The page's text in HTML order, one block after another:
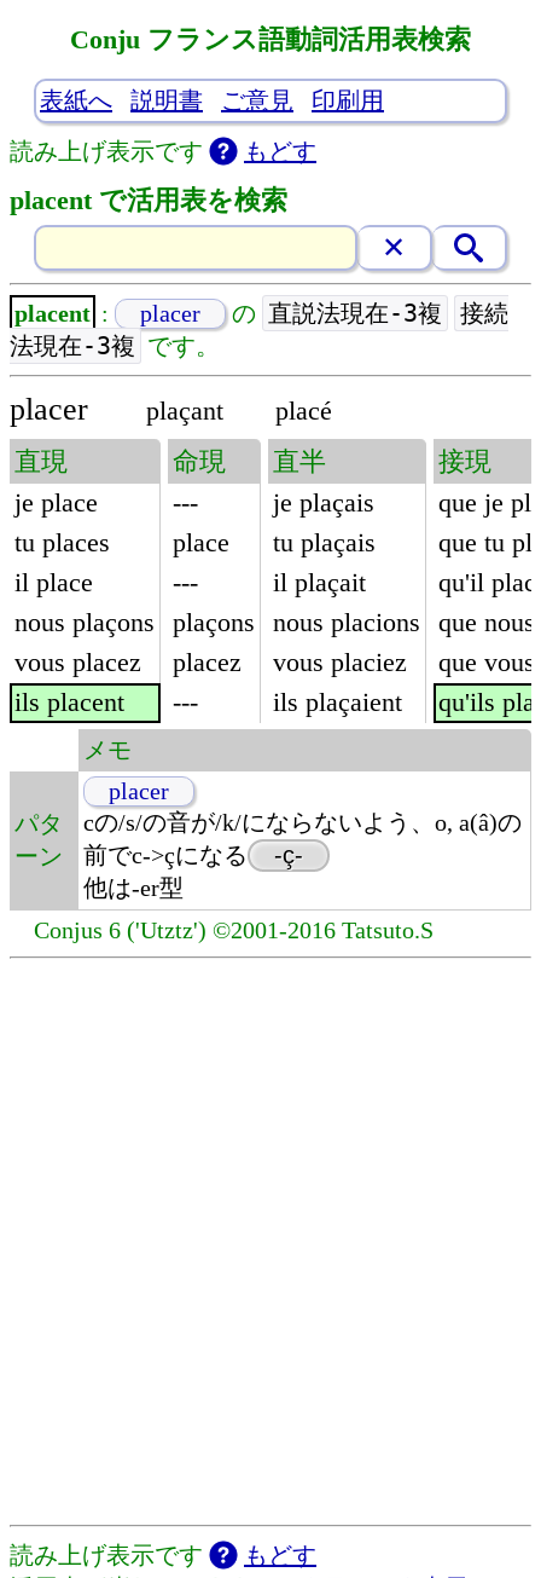
Conju フランス語動詞活用表検索
表紙へ 説明書 ご意見
印刷用
読み上げ表示です
もどす
placent で活用表を検索
placent : placer の 直説法現在-3複
接続
法現在-3複 です。
placer plaçant
placé
直現
je place
tu places
il place
nous plaçons
vous placez
ils placent
命現
---
place
---
plaçons
placez
---
直半
je plaçais
tu plaçais
il plaçait
nous placions
vous placiez
ils plaçaient
接現
que je
que tu
qu'il
que
que
qu'ils
メモ
パタ
ーン
placer
cの/s/の音が/k/にならないよう、o, a(â)の
前でc->çになる
-ç-
他は-er型
Conjus 6 ('Utztz') ©2001-2016 Tatsuto.S
読み上げ表示です
もどす